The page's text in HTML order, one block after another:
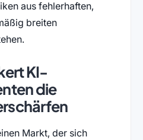
aus fehlerhaften,
breiten
KI-
die
Markt, der sich